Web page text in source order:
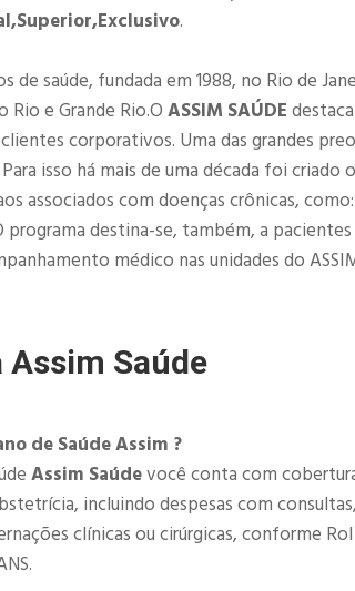
.
de saúde, fundada em 1988, no Rio de
Rio e Grande Rio.O ASSIM SAÚDE
corporativos. Uma das grandes
isso há mais de uma década foi
associados com doenças crônicas,
programa destina-se, também, a
médico nas unidades do
Assim Saúde
de Saúde Assim ?
Assim Saúdevocê conta com
incluindo despesas com
clínicas ou cirúrgicas, conforme